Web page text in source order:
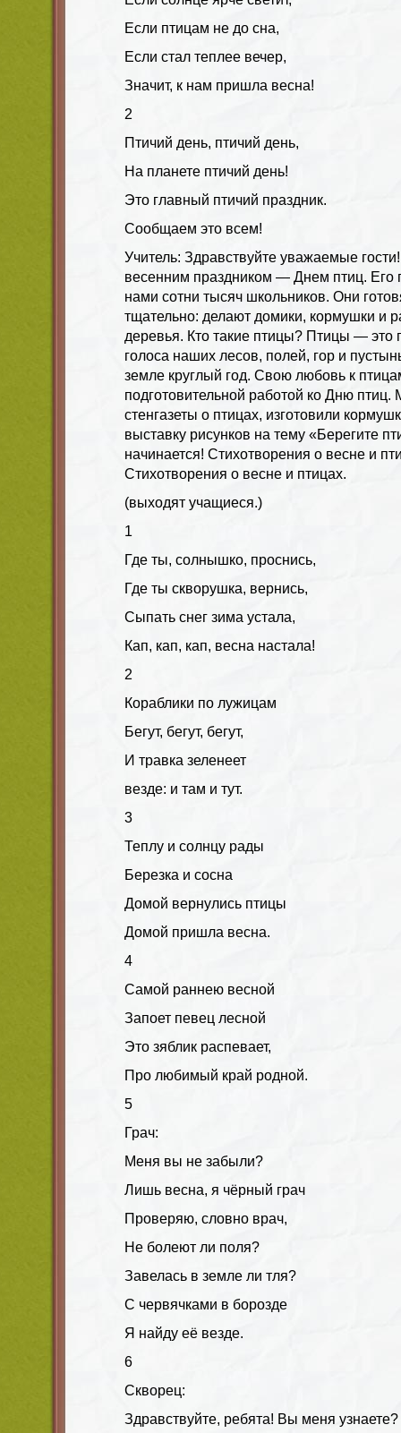
Если птицам не до сна,
Если стал теплее вечер,
Значит, к нам пришла весна!
2
Птичий день, птичий день,
На планете птичий день!
Это главный птичий праздник.
Сообщаем это всем!
Учитель: Здравствуйте уважаемые
весенним праздником — Днем птиц. Его
нами сотни тысяч школьников. Они
тщательно: делают домики, кормушки и
деревья. Кто такие птицы? Птицы — это
голоса наших лесов, полей, гор и
земле круглый год. Свою любовь к
подготовительной работой ко Дню
стенгазеты о птицах, изготовили
выставку рисунков на тему «Берегите
начинается! Стихотворения о весне и
Стихотворения о весне и птицах.
(выходят учащиеся.)
1
Где ты, солнышко, проснись,
Где ты скворушка, вернись,
Сыпать снег зима устала,
Кап, кап, кап, весна настала!
2
Кораблики по лужицам
Бегут, бегут, бегут,
И травка зеленеет
везде: и там и тут.
3
Теплу и солнцу рады
Березка и сосна
Домой вернулись птицы
Домой пришла весна.
4
Самой раннею весной
Запоет певец лесной
Это зяблик распевает,
Про любимый край родной.
5
Грач:
Меня вы не забыли?
Лишь весна, я чёрный грач
Проверяю, словно врач,
Не болеют ли поля?
Завелась в земле ли тля?
С червячками в борозде
Я найду её везде.
6
Скворец:
Здравствуйте, ребята! Вы меня узнаете?